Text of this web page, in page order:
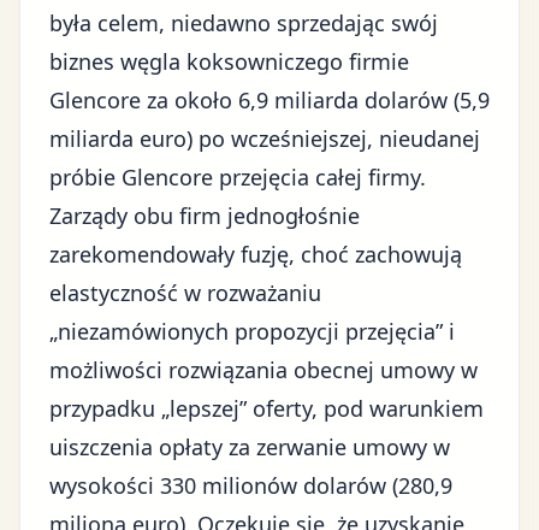
była celem, niedawno sprzedając swój
biznes węgla koksowniczego firmie
Glencore za około 6,9 miliarda dolarów (5,9
miliarda euro) po wcześniejszej, nieudanej
próbie Glencore przejęcia całej firmy.
Zarządy obu firm jednogłośnie
zarekomendowały fuzję, choć zachowują
elastyczność w rozważaniu
„niezamówionych propozycji przejęcia” i
możliwości rozwiązania obecnej umowy w
przypadku „lepszej” oferty, pod warunkiem
uiszczenia opłaty za zerwanie umowy w
wysokości 330 milionów dolarów (280,9
miliona euro). Oczekuje się, że uzyskanie